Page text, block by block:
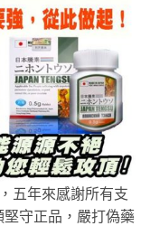
五年來感謝所有支
守正品，嚴打偽藥